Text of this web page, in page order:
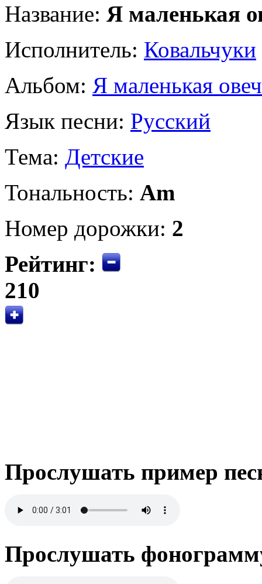
Название: Я маленькая
Исполнитель: Ковальчуки
Альбом: Я маленькая
Язык песни: Русский
Тема: Детские
Тональность: Am
Номер дорожки: 2
Рейтинг:
210
Прослушать пример
Прослушать